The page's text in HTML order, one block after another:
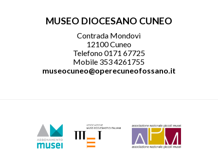
MUSEO DIOCESANO CUNEO
Contrada Mondovì
12100 Cuneo
Telefono 0171 67725
Mobile 353 4261755
museocuneo@operecuneofossano.it